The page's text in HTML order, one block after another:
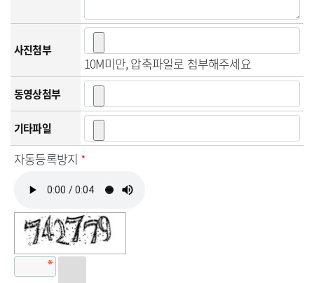
사진첨부
10M미만, 압축파일로 첨부해주세요
동영상첨부
기타파일
자동등록방지 *